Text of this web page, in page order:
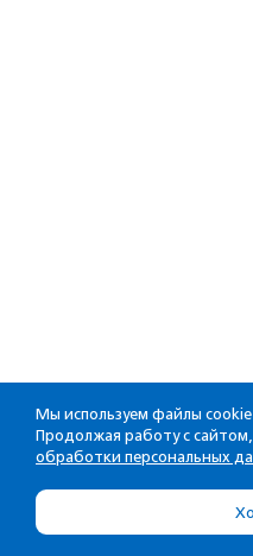
Мы используем файлы
Продолжая работу с сайтом,
обработки персональных